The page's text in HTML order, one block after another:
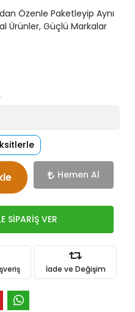
Özenle Paketleyip Aynı
Ürünler, Güçlü Markalar
Hemen Al
SİPARİŞ VER
İade ve Değişim